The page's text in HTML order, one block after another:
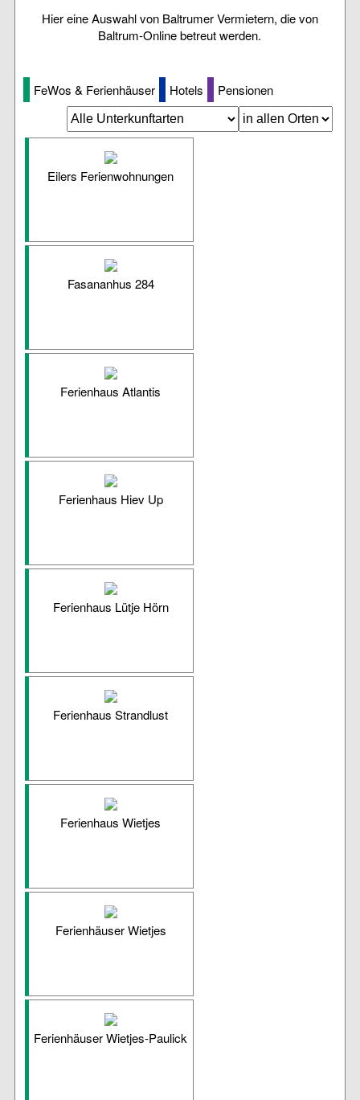
Hier eine Auswahl von Baltrumer Vermietern, die von
Baltrum-Online betreut werden.
FeWos & Ferienhäuser Hotels Pensionen
Eilers Ferienwohnungen
Fasananhus 284
Ferienhaus Atlantis
Ferienhaus Hiev Up
Ferienhaus Lütje Hörn
Ferienhaus Strandlust
Ferienhaus Wietjes
Ferienhäuser Wietjes
Ferienhäuser Wietjes-Paulick